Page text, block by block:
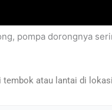
pompa dorongnya
tembok atau lantai di